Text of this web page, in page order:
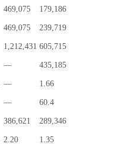
469,075 179,186
469,075 239,719
1,212,431 605,715
— 435,185
— 1.66
— 60.4
386,621 289,346
2.20 1.35